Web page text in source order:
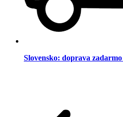
Slovensko: doprava zadarmo